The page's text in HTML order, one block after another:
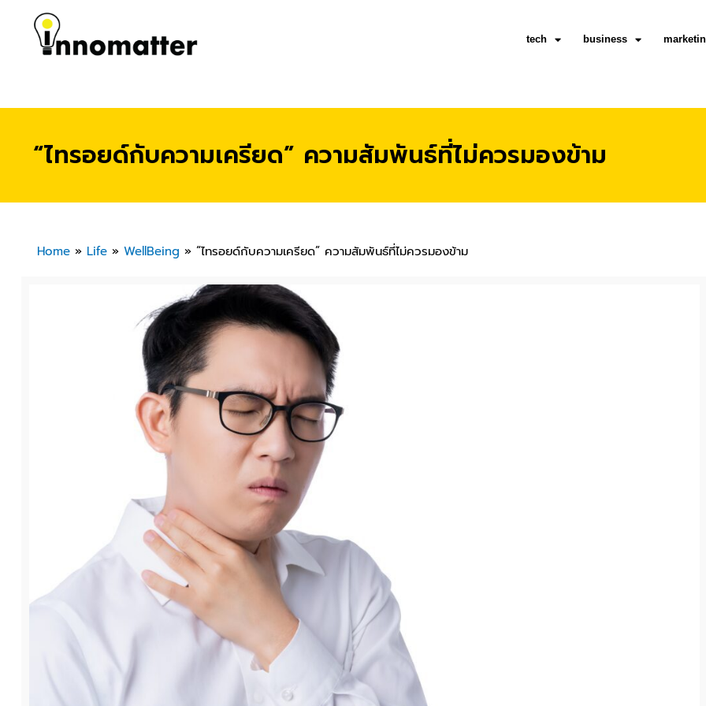
tech business
“ไทรอยด์กับความเครียด” ความสัมพันธ์ที่ไม่ควรมองข้าม
Home» Life» WellBeing » “ไทรอยด์กับความเครียด” ความสัมพันธ์ที่ไม่ควรมองข้าม